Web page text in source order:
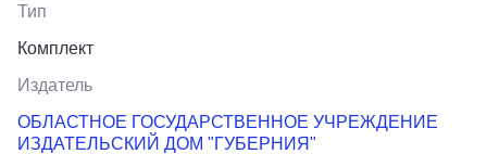
Тип
Комплект
Издатель
ОБЛАСТНОЕ ГОСУДАРСТВЕННОЕ УЧРЕЖДЕНИЕ
ИЗДАТЕЛЬСКИЙ ДОМ "ГУБЕРНИЯ"